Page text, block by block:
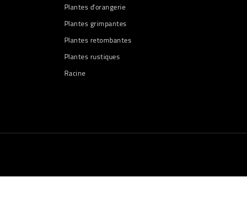
Plantes d'orangerie
Plantes grimpantes
Plantes retombantes
Plantes rustiques
Racine